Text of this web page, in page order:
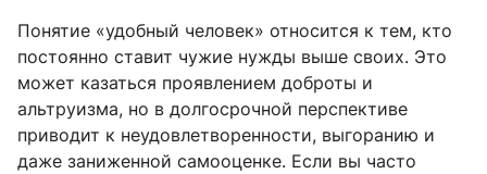
Понятие «удобный человек» относится к тем, кто
постоянно ставит чужие нужды выше своих. Это
может казаться проявлением доброты и
альтруизма, но в долгосрочной перспективе
приводит к неудовлетворенности, выгоранию и
даже заниженной самооценке. Если вы часто